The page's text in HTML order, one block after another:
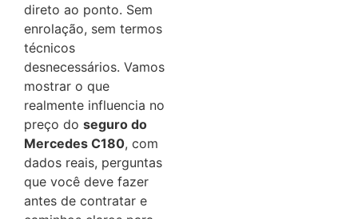
direto ao ponto. Sem
enrolação, sem termos
técnicos
desnecessários. Vamos
mostrar o que
realmente influencia no
preço do seguro do
Mercedes C180, com
dados reais, perguntas
que você deve fazer
antes de contratar e